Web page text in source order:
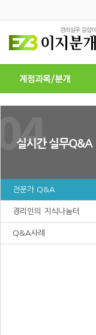
전문가 Q&A
경리인의 지식나눔터
Q&A사례